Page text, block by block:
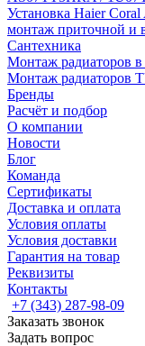
Установка Haier
монтаж приточной и
Сантехника
Монтаж радиаторов
Монтаж радиаторов
Бренды
Расчёт и подбор
О компании
Новости
Блог
Команда
Сертификаты
Доставка и оплата
Условия оплаты
Условия доставки
Гарантия на товар
Реквизиты
Контакты
+7 (343) 287-98-09
Заказать звонок
Задать вопрос